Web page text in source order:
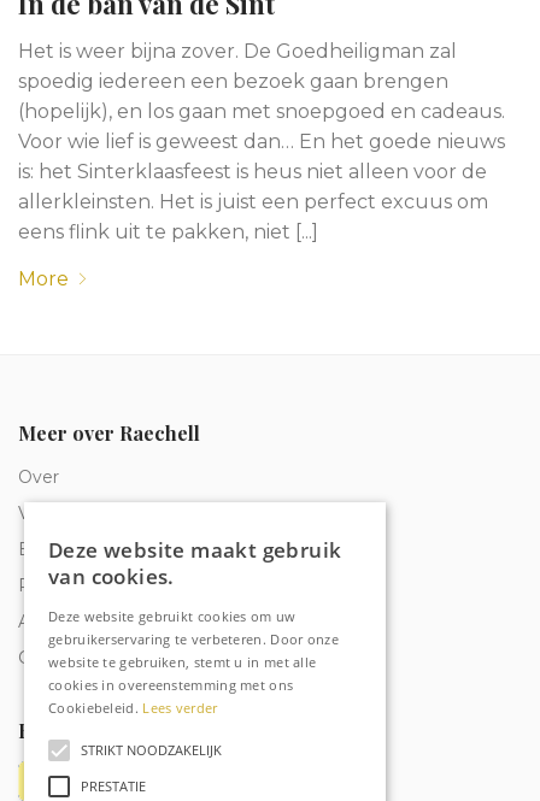
Het is weer bijna zover. De Goedheiligman zal
spoedig iedereen een bezoek gaan brengen
(hopelijk), en los gaan met snoepgoed en cadeaus.
Voor wie lief is geweest dan… En het goede nieuws
is: het Sinterklaasfeest is heus niet alleen voor de
allerkleinsten. Het is juist een perfect excuus om
eens flink uit te pakken, niet [...]
More
Meer over Raechell
Over
Veelgestelde vragen
Bestelling traceren
Privacy & Cookies
Algemene voorwaarden
Contact
Betaalmethoden
Deze website maakt gebruik
van cookies.
Deze website gebruikt cookies om uw
gebruikerservaring te verbeteren. Door onze
website te gebruiken, stemt u in met alle
cookies in overeenstemming met ons
Cookiebeleid. Lees verder
STRIKT NOODZAKELIJK
PRESTATIE